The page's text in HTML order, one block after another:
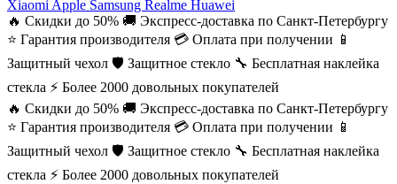
Xiaomi Apple Samsung Realme Huawei
🔥 Скидки до 50% 🚚 Экспресс-доставка по Санкт-Петербургу
⭐ Гарантия производителя 💳 Оплата при получении 📱
Защитный чехол 🛡️ Защитное стекло 🔧 Бесплатная наклейка
стекла ⚡ Более 2000 довольных покупателей
🔥 Скидки до 50% 🚚 Экспресс-доставка по Санкт-Петербургу
⭐ Гарантия производителя 💳 Оплата при получении 📱
Защитный чехол 🛡️ Защитное стекло 🔧 Бесплатная наклейка
стекла ⚡ Более 2000 довольных покупателей